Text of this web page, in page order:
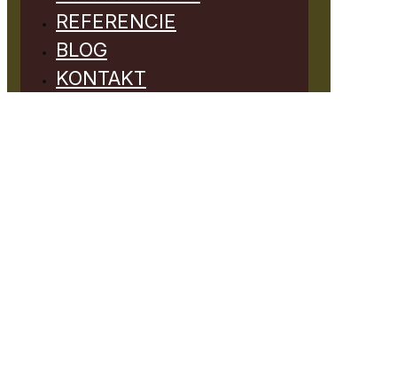
REFERENCIE
BLOG
KONTAKT